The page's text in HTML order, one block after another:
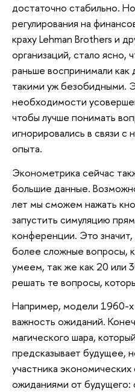
достаточно стабильно.
регулирования на
краху Lehman Brothers и
организаций, стало ясно,
раньше воспринимали как
такими уж безобидными.
необходимости
чтобы лучше понимать
игнорировались в связи с
опыта.
Эконометрика сейчас
большие данные.
лет мы сможем нажать
запустить симуляцию
конференции. Это
более сложные вопросы,
умеем, так же как 20 или
решать те вопросы,
Например, модели 1960-х
важность ожиданий.
магического шара,
предсказывает будущее,
участника
ожиданиями от будущего: